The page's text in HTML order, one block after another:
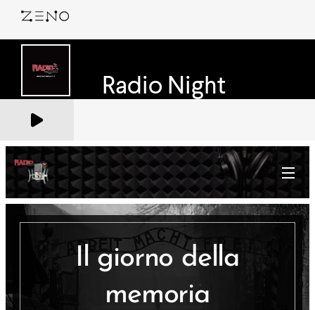
Il giorno della
memoria